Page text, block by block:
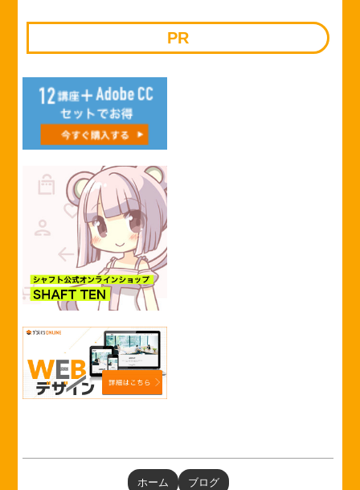
PR
ホーム ブログ